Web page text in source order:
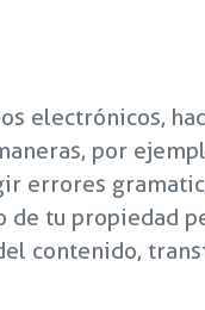
electrónicos,
por
errores
de tu propiedad
contenido,